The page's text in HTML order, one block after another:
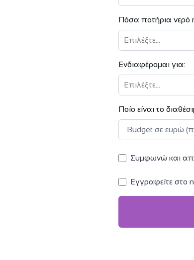
Πόσα ποτήρια νερό
Επιλέξτε...
Ενδιαφέρομαι για:
Επιλέξτε...
Ποίο είναι το
Συμφωνώ και
Εγγραφείτε στο